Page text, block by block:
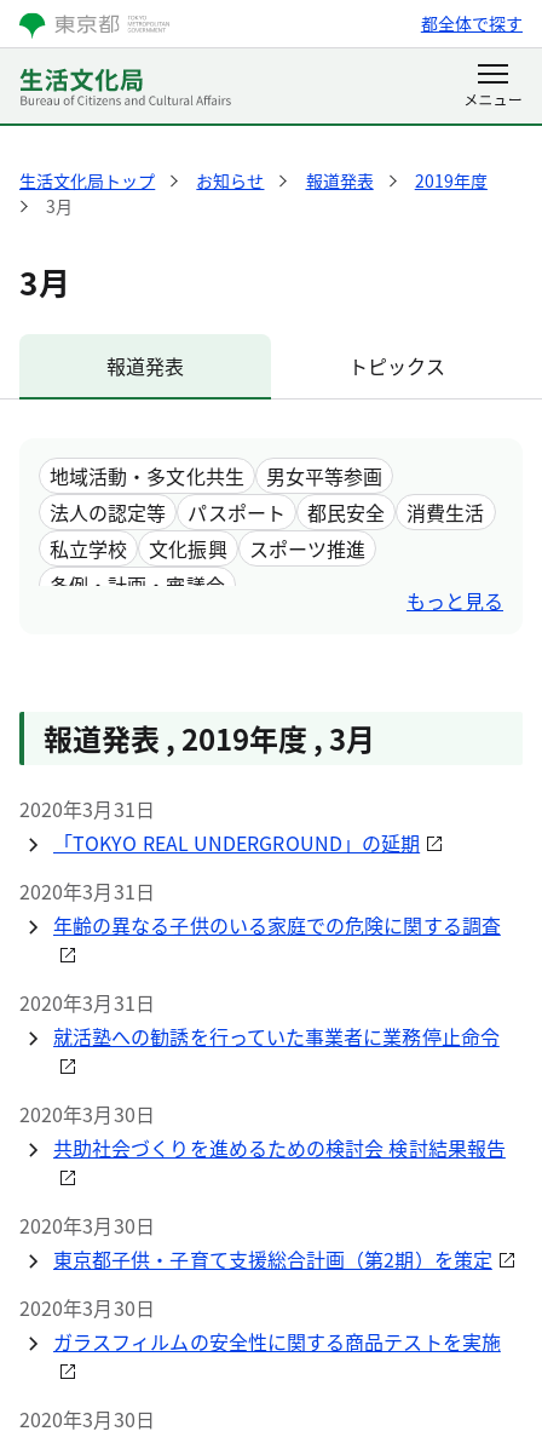
都全体で探す
生活文化局トップ お知らせ 報道発表
2019年度
3月
3月
報道発表 トピックス
地域活動・多文化共生
男女平等参画
法人の認定等
パスポート 都民安全
消費生活
私立学校
文化振興
スポーツ推進
条例・計画・審議会
もっと見る
報道発表 , 2019年度 ,3月
2020年3月31日
「TOKYO REAL UNDERGROUND」の延期
2020年3月31日
年齢の異なる子供のいる家庭での危険に関する調査
2020年3月31日
就活塾への勧誘を行っていた事業者に業務停止命令
2020年3月30日
共助社会づくりを進めるための検討会 検討結果報告
2020年3月30日
東京都子供・子育て支援総合計画（第2期）を策定
2020年3月30日
ガラスフィルムの安全性に関する商品テストを実施
2020年3月30日